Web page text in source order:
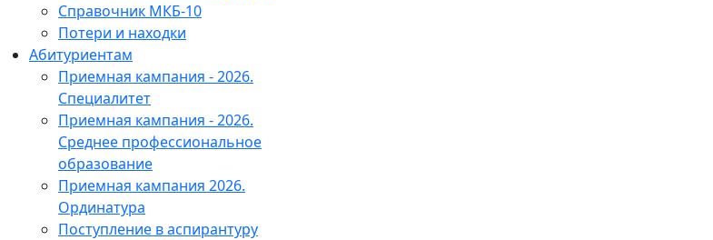
Справочник МКБ-10
Потери и находки
Абитуриентам
Приемная кампания - 2026.
Специалитет
Приемная кампания - 2026.
Среднее профессиональное
образование
Приемная кампания 2026.
Ординатура
Поступление в аспирантуру